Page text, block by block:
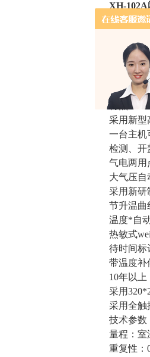
XH-102A
闭口闪
闪点值
话界面
合国标
石油行业
采用新型
一台主机
检测、开
气电两用
大气压自
采用新研
节升温曲
温度*自
热敏式
待时间标
带温度补
10年以上
采用
采用全触
技术参数
量程：室
重复性：